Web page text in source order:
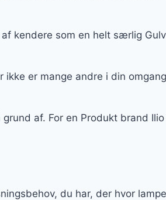
kendere som en helt særlig
er mange andre i din
af. For en Produkt brand
du har, der hvor